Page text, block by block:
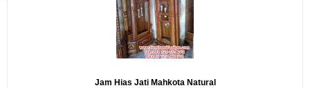
Jam Hias Jati Mahkota Natural